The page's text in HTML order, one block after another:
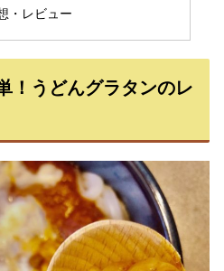
・レビュー
！うどんグラタンのレ